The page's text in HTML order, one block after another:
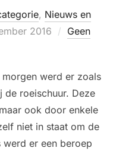
, Nieuws en
2016
Geen
werd er zoals
roeischuur. Deze
ook door enkele
niet in staat om de
er een beroep